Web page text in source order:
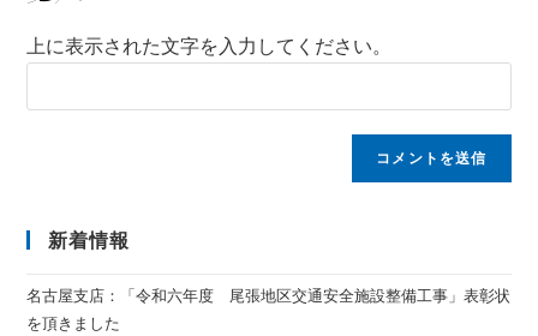
上に表示された文字を入力してください。
新着情報
名古屋支店：「令和六年度 尾張地区交通安全施設整備工事」表彰状
を頂きました